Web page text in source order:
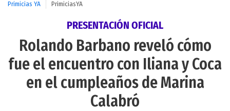
Primicias YA PrimiciasYA
PRESENTACIÓN OFICIAL
Rolando Barbano reveló cómo
fue el encuentro con Iliana y Coca
en el cumpleaños de Marina
Calabró